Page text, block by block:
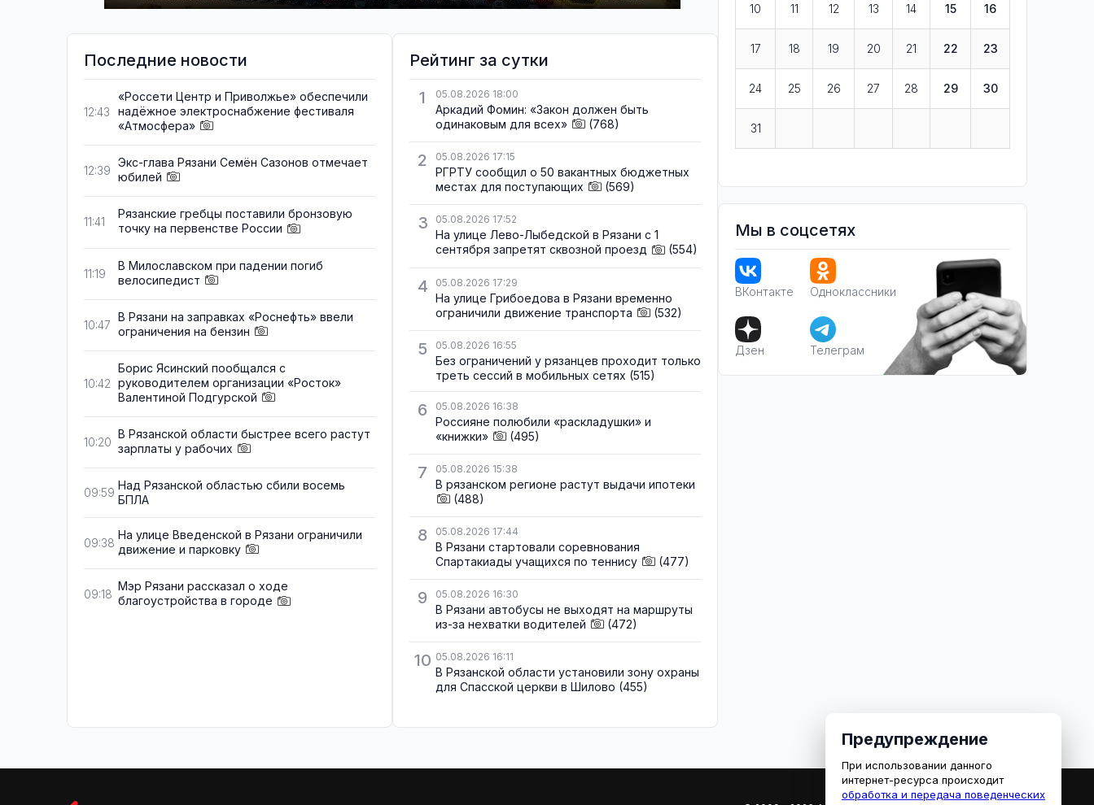
Последние новости
12:43
«Россети Центр и Приволжье» обеспечили
надёжное электроснабжение фестиваля
«Атмосфера»
12:39
Экс-глава Рязани Семён Сазонов отмечает
юбилей
11:41
Рязанские гребцы поставили бронзовую
точку на первенстве России
11:19
В Милославском при падении погиб
велосипедист
10:47
В Рязани на заправках «Роснефть» ввели
ограничения на бензин
10:42
Борис Ясинский пообщался с
руководителем организации «Росток»
Валентиной Подгурской
10:20
В Рязанской области быстрее всего растут
зарплаты у рабочих
09:59
Над Рязанской областью сбили восемь
БПЛА
09:38
На улице Введенской в Рязани ограничили
движение и парковку
09:18
Мэр Рязани рассказал о ходе
благоустройства в городе
Рейтинг за сутки
1
05.08.2026 18:00
Аркадий Фомин: «Закон должен быть
одинаковым для всех»
(768)
2 05.08.2026 17:15
РГРТУ сообщил о 50 вакантных бюджетных
местах для поступающих
(569)
3 05.08.2026 17:52
На улице Лево-Лыбедской в Рязани с 1
сентября запретят сквозной проезд
(554)
4 05.08.2026 17:29
На улице Грибоедова в Рязани временно
ограничили движение транспорта
(532)
5 05.08.2026 16:55
Без ограничений у рязанцев проходит только
треть сессий в мобильных сетях (515)
6 05.08.2026 16:38
Россияне полюбили «раскладушки» и
«книжки»
(495)
7 05.08.2026 15:38
В рязанском регионе растут выдачи ипотеки
(488)
8 05.08.2026 17:44
В Рязани стартовали соревнования
Спартакиады учащихся по теннису
(477)
9 05.08.2026 16:30
В Рязани автобусы не выходят на маршруты
из-за нехватки водителей
(472)
10 05.08.2026 16:11
В Рязанской области установили зону охраны
для Спасской церкви в Шилово (455)
10 11 12 13 14 15 16
17 18 19 20 21 22 23
24 25 26 27 28 29 30
31
Мы в соцсетях
ВКонтакте Одноклассники
Дзен Телеграм
Предупреждение
При использовании данного
интернет-ресурса происходит
обработка и передача поведенческих